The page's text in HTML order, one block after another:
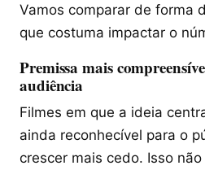
Vamos comparar de forma
que costuma impactar o
Premissa mais
audiência
Filmes em que a ideia
ainda reconhecível para o
crescer mais cedo. Isso